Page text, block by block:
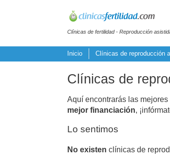
Clínicas de fertilidad - Reproducción
Inicio Clínicas de reproducción
Clínicas de
Aquí encontrarás las mejores
mejor financiación,
Lo sentimos
No existen clínicas de